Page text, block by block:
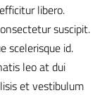
libero.
suscipit.
scelerisque id.
leo at dui
et vestibulum